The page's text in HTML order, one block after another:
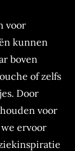
voor
kunnen
boven
of zelfs
Door
voor
ervoor